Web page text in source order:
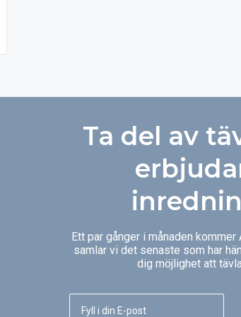
Ta del av
Ett par gånger i månaden
samlar vi det senaste som har
dig möjlighet att